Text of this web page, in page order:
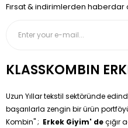
Fırsat & indirimlerden
KLASSKOMBIN
Uzun Yıllar tekstil sektöründe
başarılarla zengin bir ürün
Kombin'' ; Erkek Giyim' deçığır